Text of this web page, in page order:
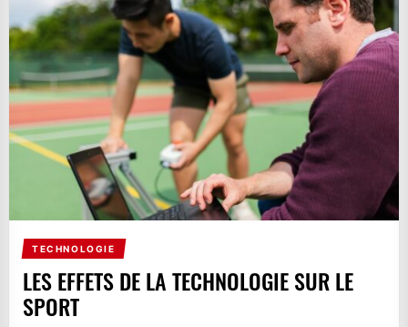
TECHNOLOGIE
LES EFFETS DE LA TECHNOLOGIE SUR LE
SPORT